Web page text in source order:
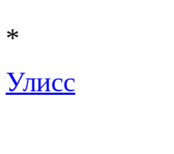
*
Улисс